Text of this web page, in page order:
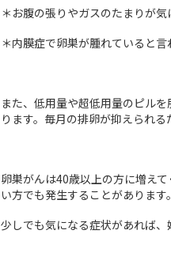
＊お腹の張りやガスのたまりが気
＊内膜症で卵巣が腫れていると言
また、低用量や超低用量のピル
ります。毎月の排卵が抑えられ
卵巣がんは40歳以上の方に増え
い方でも発生することがあります。
少しでも気になる症状があれば、